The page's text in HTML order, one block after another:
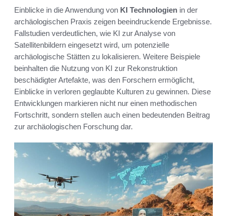
Einblicke in die Anwendung von KI Technologien in der
archäologischen Praxis zeigen beeindruckende Ergebnisse.
Fallstudien verdeutlichen, wie KI zur Analyse von
Satellitenbildern eingesetzt wird, um potenzielle
archäologische Stätten zu lokalisieren. Weitere Beispiele
beinhalten die Nutzung von KI zur Rekonstruktion
beschädigter Artefakte, was den Forschern ermöglicht,
Einblicke in verloren geglaubte Kulturen zu gewinnen. Diese
Entwicklungen markieren nicht nur einen methodischen
Fortschritt, sondern stellen auch einen bedeutenden Beitrag
zur archäologischen Forschung dar.